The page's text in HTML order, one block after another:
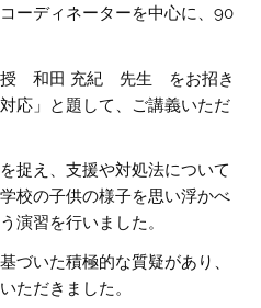
ーディネーターを中心に、90
授 和田 充紀 先生 をお招き
応」と題して、ご講義いただ
捉え、支援や対処法について
校の子供の様子を思い浮かべ
演習を行いました 。
づいた積極的な質疑があり、
ただきました。